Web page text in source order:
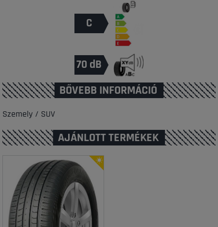
C
70 dB
BŐVEBB INFORMÁCIÓ
Szemely / SUV
AJÁNLOTT TERMÉKEK